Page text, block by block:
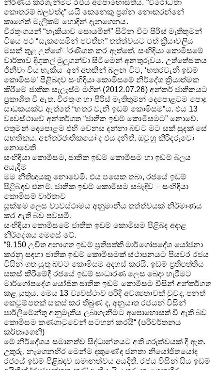
නිර්ණය කරගැනීමට රජය අ‍පොහොසත්ය. “විරෝධතා
කොතරම් බලවත්ද” යයි කෙනෙකු ප්‍රශ්න නොකරන්නේ
කාගේත් මැලිකම් හොඳින් දැනගෙනය.
වීරතුංගයන් “හැකියාව සොයමින්” සිටින විට පිරිස් මැතිතුමන්
විෂය පථ “සැකසෙමින් පවතින” තත්ත්වයට පත් ක්‍රියාවලිය
මසක් තුළ උත්ශේ්‍රණිගත කර ඇත්තේ, සංහිඳියා කොමිසමේ
වාර්තාව දිගුකල් මුලුගන්වා සිටීමෙන් අනතුරුවය. උත්තේජකය
ජිනීවා විය හැකිය අන් අතකින් බලන විට, ‘හතරවැනි ඉඩම්
කොමිසම’ පිළිබඳව සංහිඳියා කොමිසමේ නිර්දේශ ක්‍රියාත්මක
කිරීමේ ජාතික සැලැස්ම මගින් (2012.07.26) අන්තර් ජාතිකයට
ප්‍රකාශිත වී ඇත. වීරතුංග හා පීරිස් මැතිතුමන් දෙ‍පොළටම ‍පොදු
සාධකයක්ව ඇත්තේ “හතර වැනි ඉඩම් කොමිසම”ය. එය 13
ව්‍යවස්ථාවේ අන්තර්ගත “ජාතික ඉඩම් කොමිසමට” නොවේ.
එතුමන් දෙ‍පොළම එහි වෙනස දන්නා බවට මට සක් සුදක් සේ
සහතිකය. අන්තර්ජාතිකයෝ ද එය දනිති. ඔවුහු කිරිදරුවෝ
නොවෙති
සංහිඳියා කොමිසම, ජාතික ඉඩම් කොමිසම හා ඉඩම් බලය
අයැදීම
මම නීතිඥයකු නොවෙමි. එය පසෙක තබා, රජයේ ඉඩම්
පිළිබඳව එනම්, ජාතික ඉඩම් කොමිසම සබැඳිව – සංහිඳියා
කොමිසම් වාර්තාව
සූක්ෂම ලෙස ව්‍යවස්ථාමය අනුමානීය තත්ත්වයක් නිර්මාණය
කර ඇති බව පවසමි.
සංහිඳියා කොමිසමේ ජාතික ඉඩම් කොමිසම පිළිබඳ අදාළ
නිර්දේශය මෙසේ වේ.
“9.150 උචිත අනාගත ඉඩම් ප්‍රතිපත්ති මාර්ගෝපදේශ යෝජනා
කරනු සඳහා ජාතික ඉඩම් කොමිසමක් ස්ථාපනයට පියවර රජය
විසින් ගත යුතු බවට කොමිසම අදහස් කරයි. ඉඩම් ප්‍රතිපත්තිය
සකස් කිරීමේදී රජයේ ඉඩම් සාධාරණ ලෙස බෙදා හැරීමට
මාර්ගෝපදේශ යෝජිත ජාතික ඉඩම් කොමිසම විසින් අන්තර්ගත
කළ යුතුය. මෙය 13 ව්‍යවස්ථාව පරිදි අවශ්‍යතාවක් වුවද, පනත්
කෙටුම්පතක් සකස් කර තිබුණ ද, අනුයාත රජයන් විසින්
පාර්ලිමේන්තු අනුමැතිය ලබාගැනීමට අ‍පොහොසත් වී ඇති බව
කොමිසම කණගාටුවෙන් සටහන් කරයි“ (පරිවර්තනය
කර්තෘගෙනි)
මේ නිර්දේශය සමානත්ව සිද්ධාන්තයට අති ගරුත්වයක් දී ඇත.
උතුරු, නැගෙනහිර මෙන්ම දකුණේද ජනතා නියෝජිතයෝද
රජයේ ඉඩම් පිළිබඳව සමානත්වය අයදිති. රජය විසින් සිය ඉඩම්